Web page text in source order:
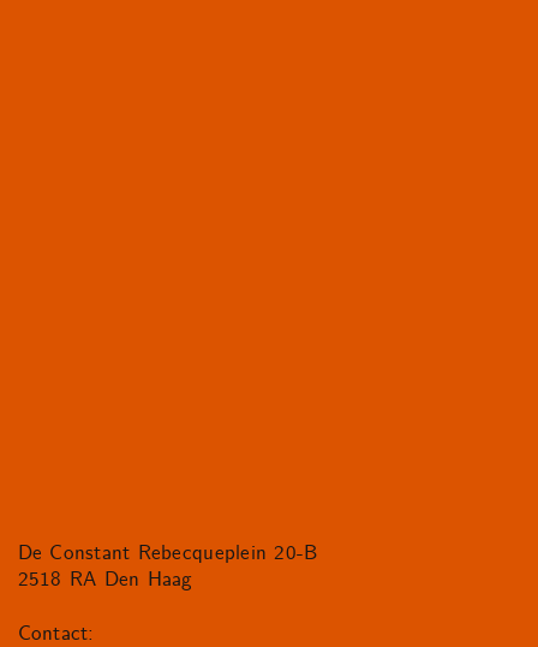
De Constant Rebecqueplein 20-B
2518 RA Den Haag
Contact: